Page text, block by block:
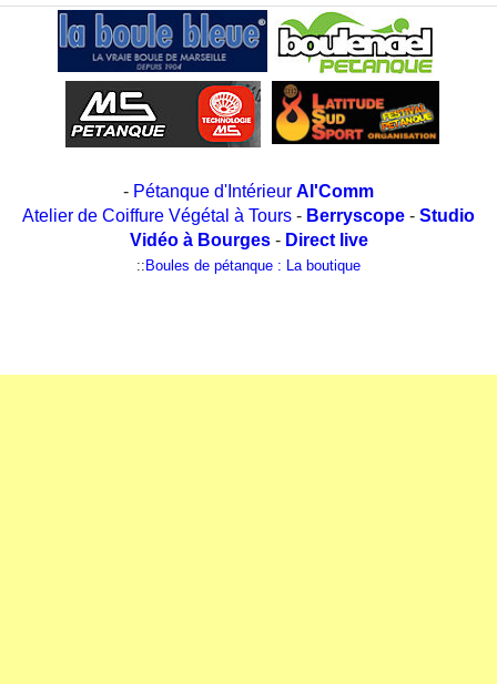
- Pétanque d'Intérieur Al'Comm
Atelier de Coiffure Végétal à Tours - Berryscope - Studio
Vidéo à Bourges- Direct live
:: Boules de pétanque : La boutique